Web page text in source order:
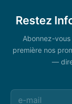
Restez
Abonnez-
première nos
—